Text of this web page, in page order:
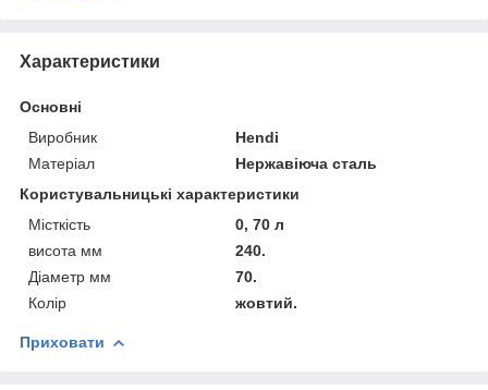
Характеристики
Основні
Виробник
Hendi
Матеріал
Нержавіюча сталь
Користувальницькі характеристики
Місткість
0, 70 л
висота мм
240.
Діаметр мм
70.
Колір
жовтий.
Приховати